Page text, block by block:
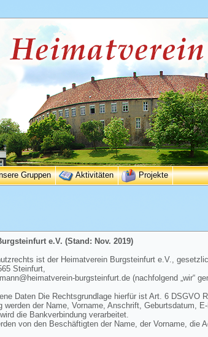
Gruppen Aktivitäten Projekte
e.V. (Stand: Nov. 2019)
ist der Heimatverein Burgsteinfurt e.V.,
Steinfurt,
burgsteinfurt.de (nachfolgend „wir“
Daten Die Rechtsgrundlage hierfür ist Art. 6 DSGVO
der Name, Vorname, Anschrift, Geburtsdatum,
die Bankverbindung verarbeitet.
von den Beschäftigten der Name, der Vorname, die